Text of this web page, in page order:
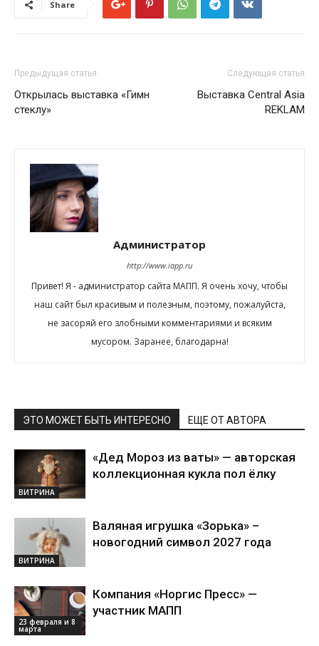
Share
Предыдущая статья
Открылась выставка «Гимн
стеклу»
Следующая статья
Выставка Central Asia
REKLAM
Администратор
http://www.iapp.ru
Привет! Я - администратор сайта МАПП. Я очень хочу, чтобы
наш сайт был красивым и полезным, поэтому, пожалуйста,
не засоряй его злобными комментариями и всяким
мусором. Заранее, благодарна!
ЭТО МОЖЕТ БЫТЬ ИНТЕРЕСНО ЕЩЕ ОТ АВТОРА
ВИТРИНА
«Дед Мороз из ваты» — авторская
коллекционная кукла пол ёлку
ВИТРИНА
Валяная игрушка «Зорька» –
новогодний символ 2027 года
23 февраля и 8
марта
Компания «Норгис Пресс» —
участник МАПП